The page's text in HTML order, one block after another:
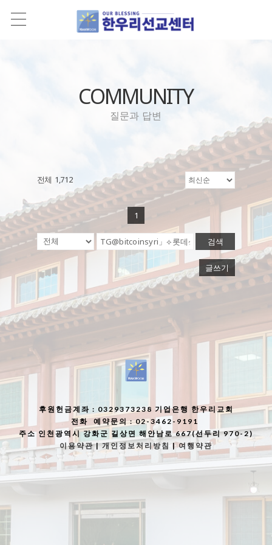
COMMUNITY
질문과 답변
전체 1,712
1
검색
글쓰기
후원헌금계좌 : 0329373238 기업은행 한우리교회
전화
예약문의 : 02-3462-9191
주소인천광역시 강화군 길상면 해안남로 667(선두리 970-2)
이용약관|개인정보처리방침 |여행약관